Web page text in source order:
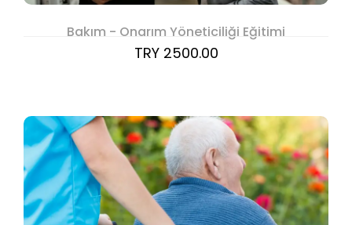
Bakım - Onarım Yöneticiliği Eğitimi
TRY 2500.00